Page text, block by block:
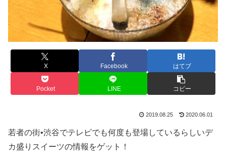
X Facebook はてブ
Pocket LINE コピー
2019.08.25 2020.06.01
若者の街•渋谷でテレビでも何度も登場しているらしいデ
カ盛りスイーツの情報をゲット！